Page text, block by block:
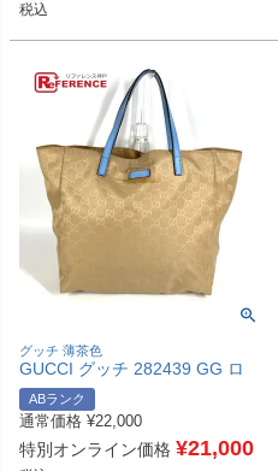
税込
グッチ 薄茶色
GUCCI グッチ 282439 GG ロ
ゴ カバン トートバッグ ショル
ダーバッグ 肩掛け ハンドバッ
グ レザー/ナイロン ユニセック
ス ベージュ 【中古】
ABランク
通常価格 ¥22,000
特別オンライン価格 ¥21,000